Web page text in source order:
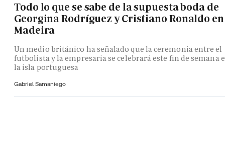
Todo lo que se sabe de la supuesta boda de
Georgina Rodríguez y Cristiano Ronaldo en
Madeira
Un medio británico ha señalado que la ceremonia entre el
futbolista y la empresaria se celebrará este fin de semana
la isla portuguesa
Gabriel Samaniego